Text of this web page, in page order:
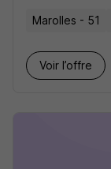
Marolles - 51
Voir l’offre